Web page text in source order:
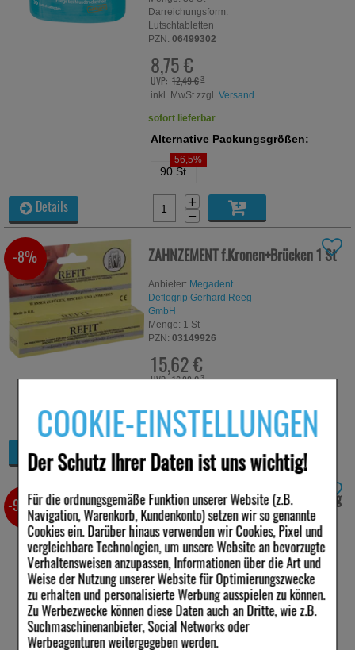
COOKIE-EINSTELLUNGEN
Der Schutz Ihrer Daten ist uns wichtig!
Für die ordnungsgemäße Funktion unserer Website (z.B.
Navigation, Warenkorb, Kundenkonto) setzen wir so genannte
Cookies ein. Darüber hinaus verwenden wir Cookies, Pixel und
vergleichbare Technologien, um unsere Website an bevorzugte
Verhaltensweisen anzupassen, Informationen über die Art und
Weise der Nutzung unserer Website für Optimierungszwecke
zu erhalten und personalisierte Werbung ausspielen zu können.
Zu Werbezwecke können diese Daten auch an Dritte, wie z.B.
Suchmaschinenanbieter, Social Networks oder
Werbeagenturen weitergegeben werden.
Darreichungsform:
Lutschtabletten
PZN: 06499302
8,75 €
UVP: 12,49 €³
inkl. MwSt zzgl.Versand
sofort lieferbar
Alternative Packungsgrößen:
90 St
56,5%
+
−
Details
ZAHNZEMENT f.Kronen+Brücken1 St
Anbieter: Megadent
Deflogrip Gerhard Reeg
GmbH
Menge: 1 St
PZN: 03149926
15,62 €
UVP: 16,99 €³
-8%
sofort lieferbar
−
Details
MIRA 2 Ton Plaqueeinfärbung Lösung
60 ml
Anbieter: Megadent
Deflogrip Gerhard Reeg
GmbH
Menge: 60ml
Darreichungsform:
Lösung
PZN: 07578966
-9,5%